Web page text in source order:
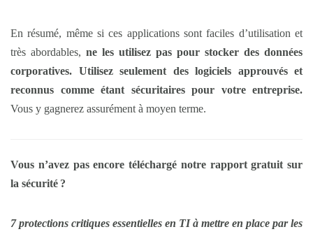
En résumé, même si ces applications sont faciles d’utilisation et
très abordables, ne les utilisez pas pour stocker des données
corporatives. Utilisez seulement des logiciels approuvés et
reconnus comme étant sécuritaires pour votre entreprise.
Vous y gagnerez assurément à moyen terme.
Vous n’avez pas encore téléchargé notre rapport gratuit sur
la sécurité ?
7 protections critiques essentielles en TI à mettre en place par les